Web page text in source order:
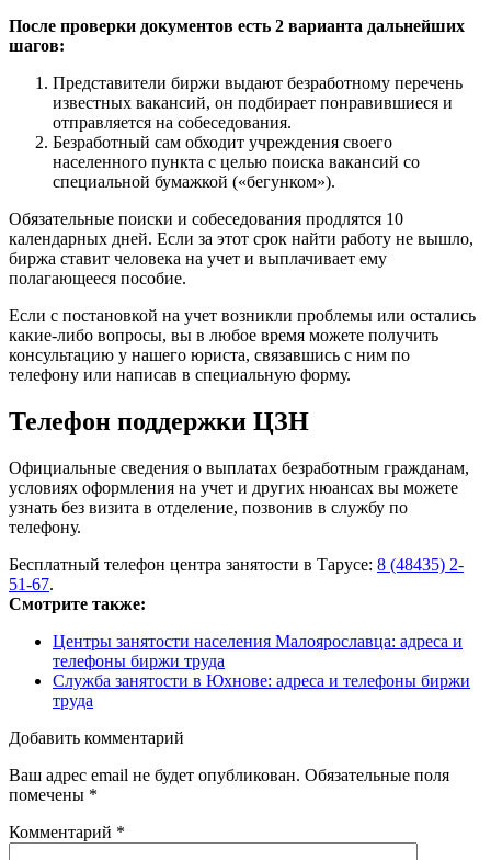
После проверки документов есть 2 варианта дальнейших
шагов:
Представители биржи выдают безработному перечень
известных вакансий, он подбирает понравившиеся и
отправляется на собеседования.
Безработный сам обходит учреждения своего
населенного пункта с целью поиска вакансий со
специальной бумажкой («бегунком»).
Обязательные поиски и собеседования продлятся 10
календарных дней. Если за этот срок найти работу не вышло,
биржа ставит человека на учет и выплачивает ему
полагающееся пособие.
Если с постановкой на учет возникли проблемы или остались
какие-либо вопросы, вы в любое время можете получить
консультацию у нашего юриста, связавшись с ним по
телефону или написав в специальную форму.
Телефон поддержки ЦЗН
Официальные сведения о выплатах безработным гражданам,
условиях оформления на учет и других нюансах вы можете
узнать без визита в отделение, позвонив в службу по
телефону.
Бесплатный телефон центра занятости в Тарусе: 8 (48435) 2-
51-67.
Смотрите также:
Центры занятости населения Малоярославца: адреса и
телефоны биржи труда
Служба занятости в Юхнове: адреса и телефоны биржи
труда
Добавить комментарий
Ваш адрес email не будет опубликован. Обязательные поля
помечены *
Комментарий *